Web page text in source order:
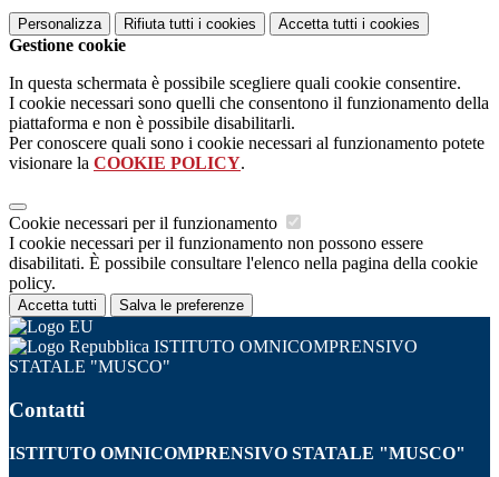
Personalizza Rifiuta tutti i cookies Accetta tutti i cookies
Gestione cookie
In questa schermata è possibile scegliere quali cookie consentire.
I cookie necessari sono quelli che consentono il funzionamento della
piattaforma e non è possibile disabilitarli.
Per conoscere quali sono i cookie necessari al funzionamento potete
visionare la COOKIE POLICY.
Cookie necessari per il funzionamento
I cookie necessari per il funzionamento non possono essere
disabilitati. È possibile consultare l'elenco nella pagina della cookie
policy.
Accetta tutti Salva le preferenze
ISTITUTO OMNICOMPRENSIVO
STATALE "MUSCO"
Contatti
ISTITUTO OMNICOMPRENSIVO STATALE "MUSCO"